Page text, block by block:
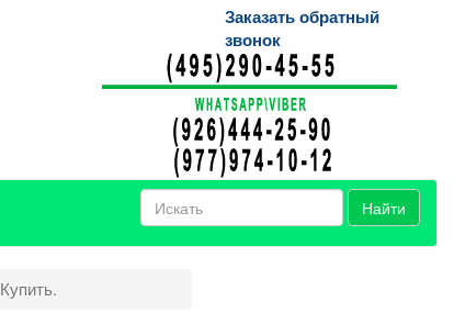
Заказать обратный
звонок
Найти